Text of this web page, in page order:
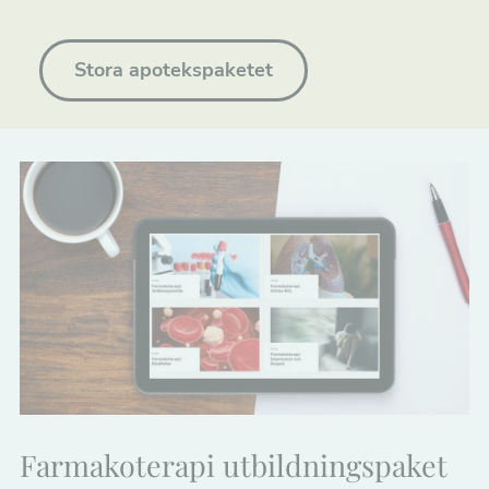
Uppdragsutbildningar
Stora apotekspaketet
Farmakoterapi utbildningspaket